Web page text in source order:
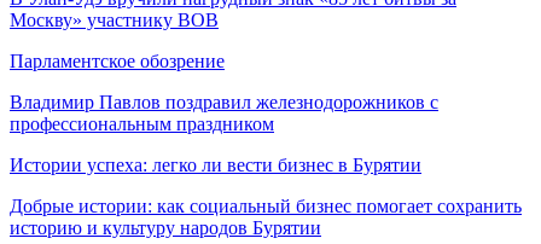
Москву» участнику ВОВ
Парламентское обозрение
Владимир Павлов поздравил железнодорожников с
профессиональным праздником
Истории успеха: легко ли вести бизнес в Бурятии
Добрые истории: как социальный бизнес помогает сохранить
историю и культуру народов Бурятии